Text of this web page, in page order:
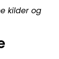
kilder og